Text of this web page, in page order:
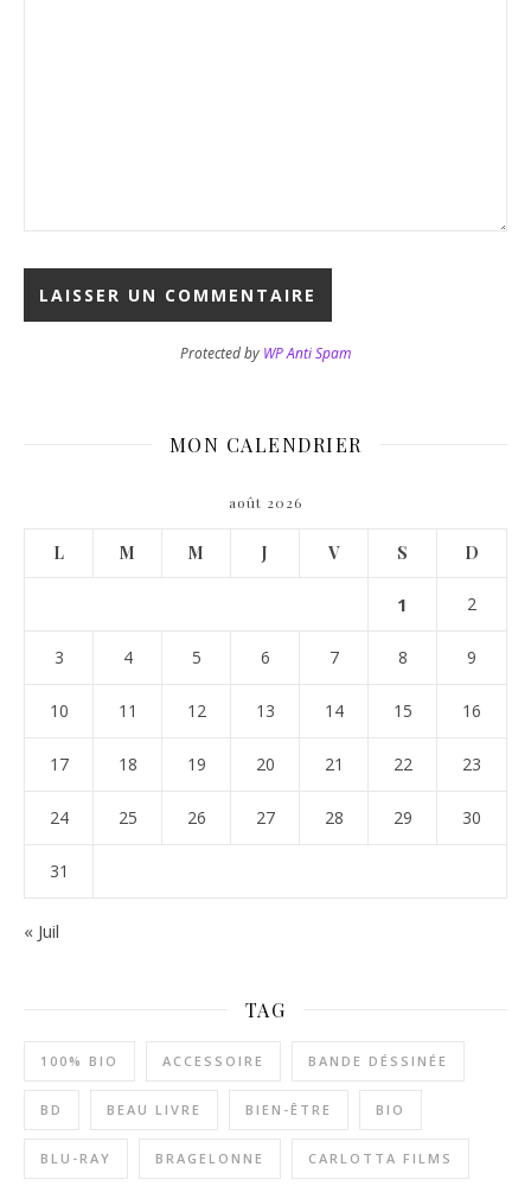
Protected by WP Anti Spam
MON CALENDRIER
août 2026
L M M J V S D
1 2
3 4 5 6 7 8 9
10 11 12 13 14 15 16
17 18 19 20 21 22 23
24 25 26 27 28 29 30
31
« Juil
TAG
100% BIO ACCESSOIRE BANDE DÉSSINÉE
BD BEAU LIVRE BIEN-ÊTRE BIO
BLU-RAY BRAGELONNE CARLOTTA FILMS